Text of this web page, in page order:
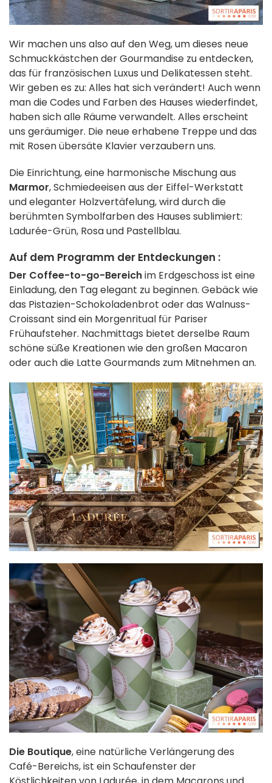
Wir machen uns also auf den Weg, um dieses neue
Schmuckkästchen der Gourmandise zu entdecken,
das für französischen Luxus und Delikatessen steht.
Wir geben es zu: Alles hat sich verändert! Auch wenn
man die Codes und Farben des Hauses wiederfindet,
haben sich alle Räume verwandelt. Alles erscheint
uns geräumiger. Die neue erhabene Treppe und das
mit Rosen übersäte Klavier verzaubern uns.
Die Einrichtung, eine harmonische Mischung aus
Marmor, Schmiedeeisen aus der Eiffel-Werkstatt
und eleganter Holzvertäfelung, wird durch die
berühmten Symbolfarben des Hauses sublimiert:
Ladurée-Grün, Rosa und Pastellblau.
Auf dem Programm der Entdeckungen :
Der Coffee-to-go-Bereichim Erdgeschoss ist eine
Einladung, den Tag elegant zu beginnen. Gebäck wie
das Pistazien-Schokoladenbrot oder das Walnuss-
Croissant sind ein Morgenritual für Pariser
Frühaufsteher. Nachmittags bietet derselbe Raum
schöne süße Kreationen wie den großen Macaron
oder auch die Latte Gourmands zum Mitnehmen an.
Die Boutique, eine natürliche Verlängerung des
Café-Bereichs, ist ein Schaufenster der